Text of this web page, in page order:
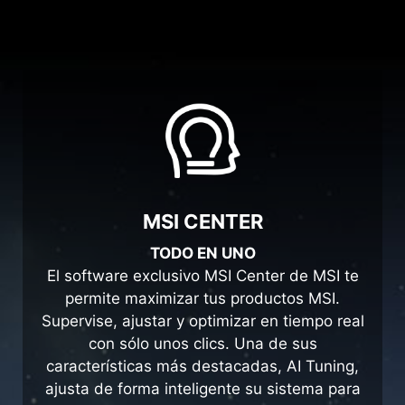
MSI CENTER
TODO EN UNO
El software exclusivo MSI Center de MSI te
permite maximizar tus productos MSI.
Supervise, ajustar y optimizar en tiempo real
con sólo unos clics. Una de sus
características más destacadas, AI Tuning,
ajusta de forma inteligente su sistema para